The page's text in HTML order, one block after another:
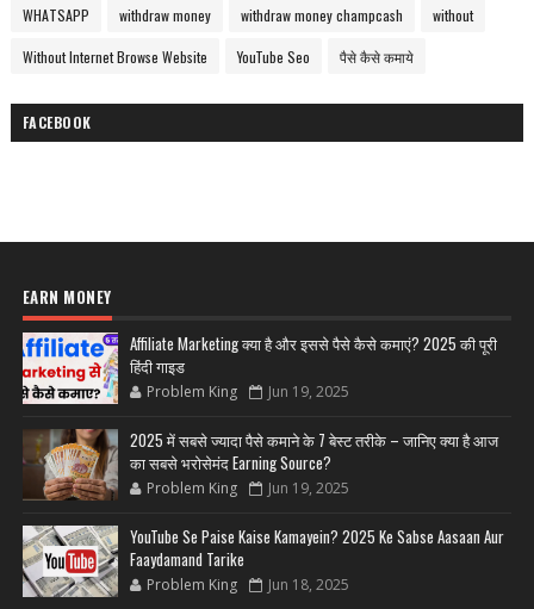
WHATSAPP withdraw money withdraw money champcash without
Without Internet Browse Website YouTube Seo पैसे कैसे कमाये
FACEBOOK
EARN MONEY
Affiliate Marketing क्या है और इससे पैसे कैसे कमाएं? 2025 की पूरी
हिंदी गाइड
Problem King Jun 19, 2025
2025 में सबसे ज्यादा पैसे कमाने के 7 बेस्ट तरीके – जानिए क्या है आज
का सबसे भरोसेमंद Earning Source?
Problem King Jun 19, 2025
YouTube Se Paise Kaise Kamayein? 2025 Ke Sabse Aasaan Aur
Faaydamand Tarike
Problem King Jun 18, 2025